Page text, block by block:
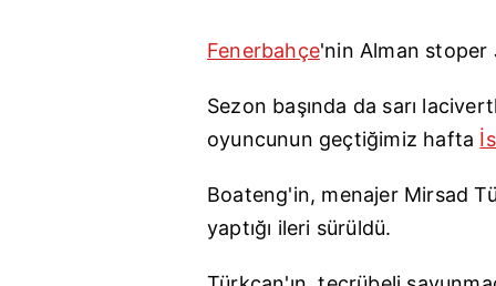
Fenerbahçe'nin Alman stoper
Sezon başında da sarı
oyuncunun geçtiğimiz hafta
Boateng'in, menajer Mirsad
yaptığı ileri sürüldü.